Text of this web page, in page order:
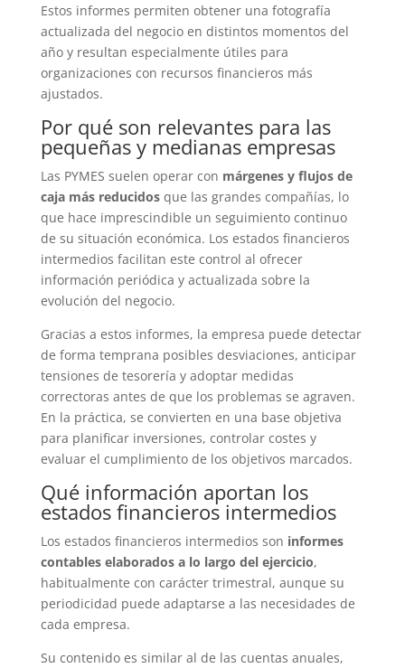
Estos informes permiten obtener una fotografía
actualizada del negocio en distintos momentos del
año y resultan especialmente útiles para
organizaciones con recursos financieros más
ajustados.
Por qué son relevantes para las
pequeñas y medianas empresas
Las PYMES suelen operar con márgenes y flujos de
caja más reducidosque las grandes compañías, lo
que hace imprescindible un seguimiento continuo
de su situación económica. Los estados financieros
intermedios facilitan este control al ofrecer
información periódica y actualizada sobre la
evolución del negocio.
Gracias a estos informes, la empresa puede detectar
de forma temprana posibles desviaciones, anticipar
tensiones de tesorería y adoptar medidas
correctoras antes de que los problemas se agraven.
En la práctica, se convierten en una base objetiva
para planificar inversiones, controlar costes y
evaluar el cumplimiento de los objetivos marcados.
Qué información aportan los
estados financieros intermedios
Los estados financieros intermedios son informes
contables elaborados a lo largo del ejercicio,
habitualmente con carácter trimestral, aunque su
periodicidad puede adaptarse a las necesidades de
cada empresa.
Su contenido es similar al de las cuentas anuales,